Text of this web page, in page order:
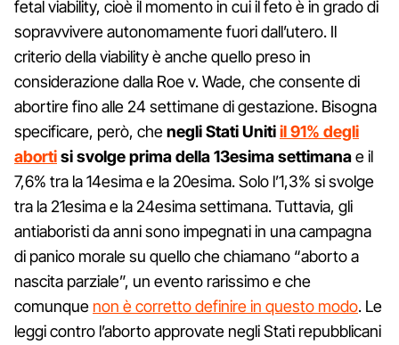
fetal viability, cioè il momento in cui il feto è in grado di
sopravvivere autonomamente fuori dall’utero. Il
criterio della viability è anche quello preso in
considerazione dalla Roe v. Wade, che consente di
abortire fino alle 24 settimane di gestazione. Bisogna
specificare, però, chenegli Stati Unitiil 91% degli
abortisi svolge prima della 13esima settimanae il
7,6% tra la 14esima e la 20esima. Solo l’1,3% si svolge
tra la 21esima e la 24esima settimana. Tuttavia, gli
antiaboristi da anni sono impegnati in una campagna
di panico morale su quello che chiamano “aborto a
nascita parziale”, un evento rarissimo e che
comunque non è corretto definire in questo modo. Le
leggi contro l’aborto approvate negli Stati repubblicani